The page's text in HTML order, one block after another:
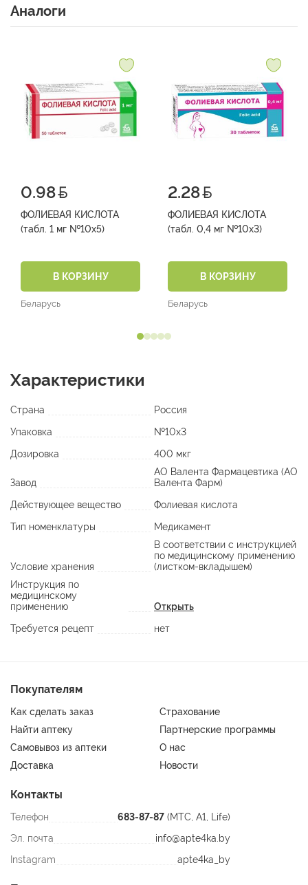
Аналоги
0.98
ФОЛИЕВАЯ КИСЛОТА
(табл. 1 мг №10х5)
В КОРЗИНУ
Беларусь
2.28
ФОЛИЕВАЯ КИСЛОТА
(табл. 0,4 мг №10х3)
В КОРЗИНУ
Беларусь
Характеристики
Страна
Россия
Упаковка
№10х3
Дозировка
400 мкг
Завод
АО Валента Фармацевтика (АО
Валента Фарм)
Действующее вещество
Фолиевая кислота
Тип номенклатуры
Медикамент
Условие хранения
В соответствии с инструкцией
по медицинскому применению
(листком-вкладышем)
Инструкция по
медицинскому
применению
Открыть
Требуется рецепт
нет
Покупателям
Как сделать заказ
Страхование
Найти аптеку
Партнерские программы
Самовывоз из аптеки
О нас
Доставка
Новости
Контакты
Телефон 683-87-87 (МТС, A1, Life)
Эл. почта
info@apte4ka.by
Instagram
apte4ka_by